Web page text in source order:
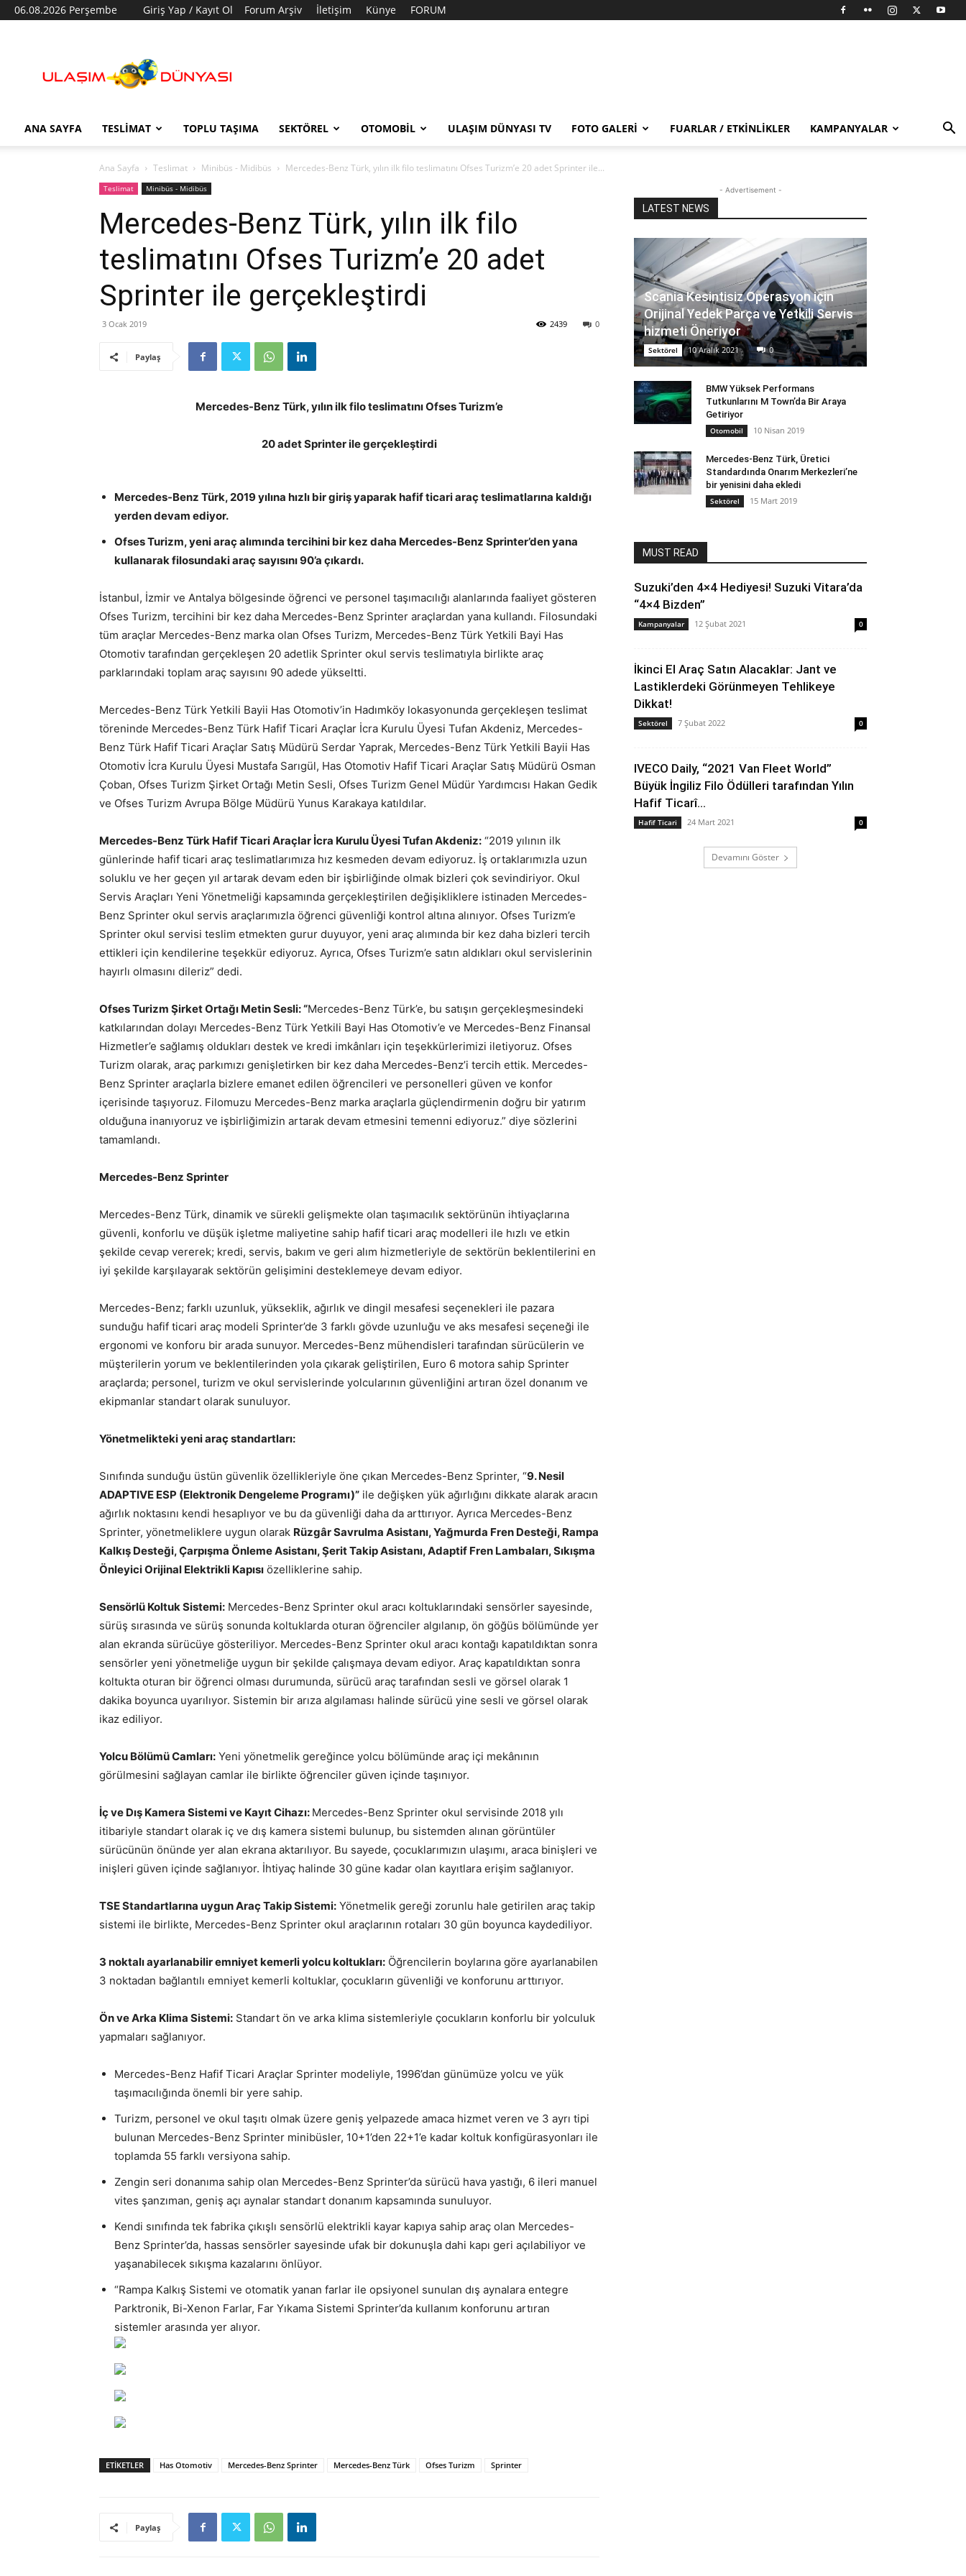
06.08.2026 Perşembe Giriş Yap / Kayıt Ol Forum Arşiv İletişim Künye FORUM
Dünyası
ANA SAYFA TESLIMAT TOPLU TAŞIMA SEKTÖREL OTOMOBIL ULAŞIM DÜNYASI TV FOTO GALERI FUARLAR / ETKINLIKLER KAMPANYALAR
Ana Sayfa Teslimat Minibüs - Midibüs Mercedes-Benz Türk, yılın ilk filo teslimatını Ofses Turizm’e 20 adet Sprinter ile...
Teslimat Minibüs - Midibüs
Mercedes-Benz Türk, yılın ilk filo
teslimatını Ofses Turizm’e 20 adet
Sprinter ile gerçekleştirdi
3 Ocak 2019 0
2439
Paylaş
Mercedes-Benz Türk, yılın ilk filo teslimatını Ofses Turizm’e
20 adet Sprinter ile gerçekleştirdi
Mercedes-Benz Türk, 2019 yılına hızlı bir giriş yaparak hafif ticari araç teslimatlarına kaldığı
yerden devam ediyor.
Ofses Turizm, yeni araç alımında tercihini bir kez daha Mercedes-Benz Sprinter’den yana
kullanarak filosundaki araç sayısını 90’a çıkardı.
İstanbul, İzmir ve Antalya bölgesinde öğrenci ve personel taşımacılığı alanlarında faaliyet gösteren
Ofses Turizm, tercihini bir kez daha Mercedes-Benz Sprinter araçlardan yana kullandı. Filosundaki
tüm araçlar Mercedes-Benz marka olan Ofses Turizm, Mercedes-Benz Türk Yetkili Bayi Has
Otomotiv tarafından gerçekleşen 20 adetlik Sprinter okul servis teslimatıyla birlikte araç
parklarındaki toplam araç sayısını 90 adede yükseltti.
Mercedes-Benz Türk Yetkili Bayii Has Otomotiv’in Hadımköy lokasyonunda gerçekleşen teslimat
töreninde Mercedes-Benz Türk Hafif Ticari Araçlar İcra Kurulu Üyesi Tufan Akdeniz, Mercedes-
Benz Türk Hafif Ticari Araçlar Satış Müdürü Serdar Yaprak, Mercedes-Benz Türk Yetkili Bayii Has
Otomotiv İcra Kurulu Üyesi Mustafa Sarıgül, Has Otomotiv Hafif Ticari Araçlar Satış Müdürü Osman
Çoban, Ofses Turizm Şirket Ortağı Metin Sesli, Ofses Turizm Genel Müdür Yardımcısı Hakan Gedik
ve Ofses Turizm Avrupa Bölge Müdürü Yunus Karakaya katıldılar.
Mercedes-Benz Türk Hafif Ticari Araçlar İcra Kurulu Üyesi Tufan Akdeniz: “2019 yılının ilk
günlerinde hafif ticari araç teslimatlarımıza hız kesmeden devam ediyoruz. İş ortaklarımızla uzun
soluklu ve her geçen yıl artarak devam eden bir işbirliğinde olmak bizleri çok sevindiriyor. Okul
Servis Araçları Yeni Yönetmeliği kapsamında gerçekleştirilen değişikliklere istinaden Mercedes-
Benz Sprinter okul servis araçlarımızla öğrenci güvenliği kontrol altına alınıyor. Ofses Turizm’e
Sprinter okul servisi teslim etmekten gurur duyuyor, yeni araç alımında bir kez daha bizleri tercih
ettikleri için kendilerine teşekkür ediyoruz. Ayrıca, Ofses Turizm’e satın aldıkları okul servislerinin
hayırlı olmasını dileriz” dedi.
Ofses Turizm Şirket Ortağı Metin Sesli: “Mercedes-Benz Türk’e, bu satışın gerçekleşmesindeki
katkılarından dolayı Mercedes-Benz Türk Yetkili Bayi Has Otomotiv’e ve Mercedes-Benz Finansal
Hizmetler’e sağlamış oldukları destek ve kredi imkânları için teşekkürlerimizi iletiyoruz. Ofses
Turizm olarak, araç parkımızı genişletirken bir kez daha Mercedes-Benz’i tercih ettik. Mercedes-
Benz Sprinter araçlarla bizlere emanet edilen öğrencileri ve personelleri güven ve konfor
içerisinde taşıyoruz. Filomuzu Mercedes-Benz marka araçlarla güçlendirmenin doğru bir yatırım
olduğuna inanıyoruz ve işbirliğimizin artarak devam etmesini temenni ediyoruz.” diye sözlerini
tamamlandı.
Mercedes-Benz Sprinter
Mercedes-Benz Türk, dinamik ve sürekli gelişmekte olan taşımacılık sektörünün ihtiyaçlarına
güvenli, konforlu ve düşük işletme maliyetine sahip hafif ticari araç modelleri ile hızlı ve etkin
şekilde cevap vererek; kredi, servis, bakım ve geri alım hizmetleriyle de sektörün beklentilerini en
iyi şekilde karşılayarak sektörün gelişimini desteklemeye devam ediyor.
Mercedes-Benz; farklı uzunluk, yükseklik, ağırlık ve dingil mesafesi seçenekleri ile pazara
sunduğu hafif ticari araç modeli Sprinter’de 3 farklı gövde uzunluğu ve aks mesafesi seçeneği ile
ergonomi ve konforu bir arada sunuyor. Mercedes-Benz mühendisleri tarafından sürücülerin ve
müşterilerin yorum ve beklentilerinden yola çıkarak geliştirilen, Euro 6 motora sahip Sprinter
araçlarda; personel, turizm ve okul servislerinde yolcularının güvenliğini artıran özel donanım ve
ekipmanlar standart olarak sunuluyor.
Yönetmelikteki yeni araç standartları:
Sınıfında sunduğu üstün güvenlik özellikleriyle öne çıkan Mercedes-Benz Sprinter, “9. Nesil
ADAPTIVE ESP (Elektronik Dengeleme Programı)” ile değişken yük ağırlığını dikkate alarak aracın
ağırlık noktasını kendi hesaplıyor ve bu da güvenliği daha da arttırıyor. Ayrıca Mercedes-Benz
Sprinter, yönetmeliklere uygun olarak Rüzgâr Savrulma Asistanı, Yağmurda Fren Desteği, Rampa
Kalkış Desteği, Çarpışma Önleme Asistanı, Şerit Takip Asistanı, Adaptif Fren Lambaları, Sıkışma
Önleyici Orijinal Elektrikli Kapısı özelliklerine sahip.
Sensörlü Koltuk Sistemi: Mercedes-Benz Sprinter okul aracı koltuklarındaki sensörler sayesinde,
sürüş sırasında ve sürüş sonunda koltuklarda oturan öğrenciler algılanıp, ön göğüs bölümünde yer
alan ekranda sürücüye gösteriliyor. Mercedes-Benz Sprinter okul aracı kontağı kapatıldıktan sonra
sensörler yeni yönetmeliğe uygun bir şekilde çalışmaya devam ediyor. Araç kapatıldıktan sonra
koltukta oturan bir öğrenci olması durumunda, sürücü araç tarafından sesli ve görsel olarak 1
dakika boyunca uyarılıyor. Sistemin bir arıza algılaması halinde sürücü yine sesli ve görsel olarak
ikaz ediliyor.
Yolcu Bölümü Camları: Yeni yönetmelik gereğince yolcu bölümünde araç içi mekânının
görülmesini sağlayan camlar ile birlikte öğrenciler güven içinde taşınıyor.
İç ve Dış Kamera Sistemi ve Kayıt Cihazı: Mercedes-Benz Sprinter okul servisinde 2018 yılı
itibariyle standart olarak iç ve dış kamera sistemi bulunup, bu sistemden alınan görüntüler
sürücünün önünde yer alan ekrana aktarılıyor. Bu sayede, çocuklarımızın ulaşımı, araca binişleri ve
inişleri güven içinde sağlanıyor. İhtiyaç halinde 30 güne kadar olan kayıtlara erişim sağlanıyor.
TSE Standartlarına uygun Araç Takip Sistemi: Yönetmelik gereği zorunlu hale getirilen araç takip
sistemi ile birlikte, Mercedes-Benz Sprinter okul araçlarının rotaları 30 gün boyunca kaydediliyor.
3 noktalı ayarlanabilir emniyet kemerli yolcu koltukları: Öğrencilerin boylarına göre ayarlanabilen
3 noktadan bağlantılı emniyet kemerli koltuklar, çocukların güvenliği ve konforunu arttırıyor.
Ön ve Arka Klima Sistemi: Standart ön ve arka klima sistemleriyle çocukların konforlu bir yolculuk
yapmaları sağlanıyor.
Mercedes-Benz Hafif Ticari Araçlar Sprinter modeliyle, 1996’dan günümüze yolcu ve yük
taşımacılığında önemli bir yere sahip.
Turizm, personel ve okul taşıtı olmak üzere geniş yelpazede amaca hizmet veren ve 3 ayrı tipi
bulunan Mercedes-Benz Sprinter minibüsler, 10+1’den 22+1’e kadar koltuk konfigürasyonları ile
toplamda 55 farklı versiyona sahip.
Zengin seri donanıma sahip olan Mercedes-Benz Sprinter’da sürücü hava yastığı, 6 ileri manuel
vites şanzıman, geniş açı aynalar standart donanım kapsamında sunuluyor.
Kendi sınıfında tek fabrika çıkışlı sensörlü elektrikli kayar kapıya sahip araç olan Mercedes-
Benz Sprinter’da, hassas sensörler sayesinde ufak bir dokunuşla dahi kapı geri açılabiliyor ve
yaşanabilecek sıkışma kazalarını önlüyor.
“Rampa Kalkış Sistemi ve otomatik yanan farlar ile opsiyonel sunulan dış aynalara entegre
Parktronik, Bi-Xenon Farlar, Far Yıkama Sistemi Sprinter’da kullanım konforunu artıran
sistemler arasında yer alıyor.
ETIKETLER Has Otomotiv Mercedes-Benz Sprinter Mercedes-Benz Türk Ofses Turizm Sprinter
Paylaş
- Advertisement -
LATEST NEWS
Scania Kesintisiz Operasyon için
Orijinal Yedek Parça ve Yetkili Servis
hizmeti Öneriyor
Sektörel 10 Aralık 2021 0
BMW Yüksek Performans
Tutkunlarını M Town’da Bir Araya
Getiriyor
Otomobil 10 Nisan 2019
Mercedes-Benz Türk, Üretici
Standardında Onarım Merkezleri’ne
bir yenisini daha ekledi
Sektörel 15 Mart 2019
MUST READ
Suzuki’den 4×4 Hediyesi! Suzuki Vitara’da
“4×4 Bizden”
Kampanyalar 12 Şubat 2021 0
İkinci El Araç Satın Alacaklar: Jant ve
Lastiklerdeki Görünmeyen Tehlikeye
Dikkat!
Sektörel 7 Şubat 2022 0
IVECO Daily, “2021 Van Fleet World”
Büyük İngiliz Filo Ödülleri tarafından Yılın
Hafif Ticarî...
Hafif Ticari 24 Mart 2021 0
Devamını Göster